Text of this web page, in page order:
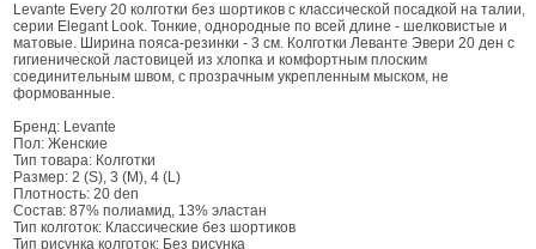
Levante Every 20 колготки без шортиков с классической посадкой на талии,
серии Elegant Look. Тонкие, однородные по всей длине - шелковистые и
матовые. Ширина пояса-резинки - 3 см. Колготки Леванте Эвери 20 ден с
гигиенической ластовицей из хлопка и комфортным плоским
соединительным швом, с прозрачным укрепленным мыском, не
формованные.
Бренд: Levante
Пол: Женские
Тип товара: Колготки
Размер: 2 (S), 3 (M), 4 (L)
Плотность: 20 den
Состав: 87% полиамид, 13% эластан
Тип колготок: Классические без шортиков
Тип рисунка колготок: Без рисунка